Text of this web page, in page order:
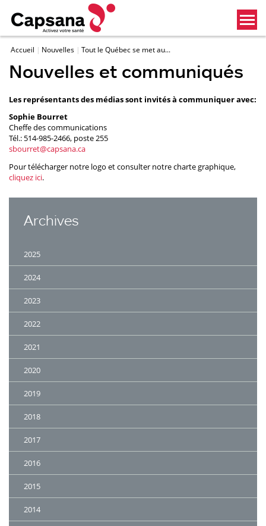
Accueil Nouvelles Tout le Québec se met au...
Nouvelles et communiqués
Les représentants des médias sont invités à communiquer avec:
Sophie Bourret
Cheffe des communications
Tél.: 514-985-2466, poste 255
sbourret@capsana.ca
Pour télécharger notre logo et consulter notre charte graphique,
cliquez ici.
Archives
2025
2024
2023
2022
2021
2020
2019
2018
2017
2016
2015
2014